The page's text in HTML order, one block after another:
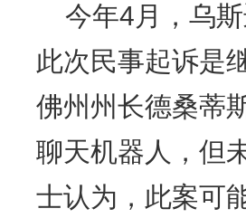
今年4月，乌
此次民事起诉是
佛州州长德桑蒂
聊天机器人，但
士认为，此案可